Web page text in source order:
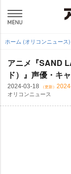
ホーム (オリコンニュース)
アニメ『SAND
ド）』声優・キ
2024-03-18 （更新）
オリコンニュース